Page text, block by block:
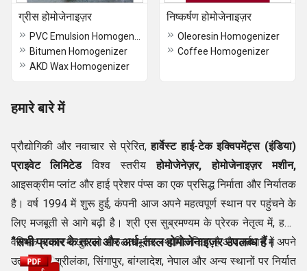
ग्रीस होमोजेनाइज़र
Bitumen Homogenizer
AKD Wax Homogenizer
निष्कर्षण होमोजेनाइज़र
Oleoresin Homogenizer
Coffee Homogenizer
हमारे बारे में
प्रौद्योगिकी और नवाचार से प्रेरित,हार्वेस्ट हाई-टेक इक्विपमेंट्स (इंडिया)
प्राइवेट लिमिटेडविश्व स्तरीयहोमोजेनेज़र, होमोजेनाइज़र मशीन,
आइसक्रीम प्लांट और हाई प्रेशर पंप्स का एक प्रसिद्ध निर्माता और निर्यातक
है। वर्ष 1994 में शुरू हुई, कंपनी आज अपने महत्वपूर्ण स्थान पर पहुंचने के
लिए मजबूती से आगे बढ़ी है। श्री एस सुब्रमण्यम के प्रेरक नेतृत्व में, हमने
वैश्विक बाजार में खुद को सफलतापूर्वक स्थापित किया है और वर्तमान में अपने
उत्पादों को श्रीलंका, सिंगापुर, बांग्लादेश, नेपाल और अन्य स्थानों पर निर्यात
“सभी प्रकार के तरल और अर्ध-तरल होमोजेनाइज़र उपलब्ध हैं।